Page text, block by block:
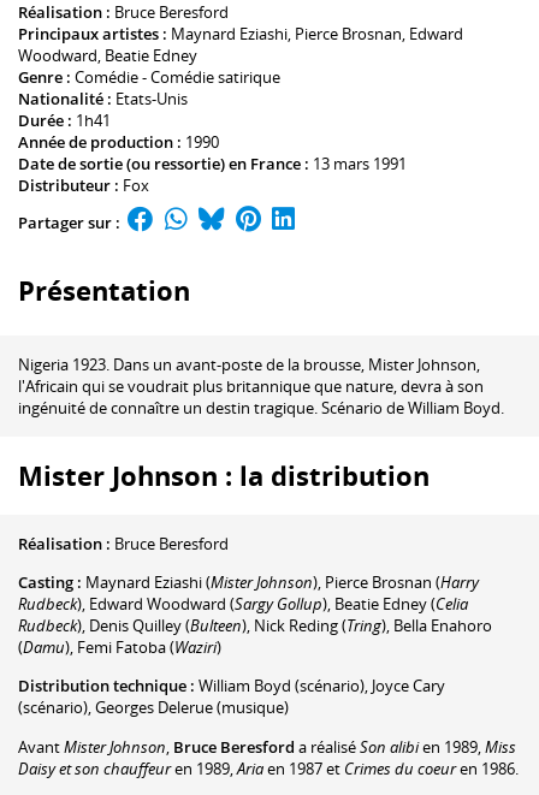
Réalisation : Bruce Beresford
Principaux artistes : Maynard Eziashi, Pierce Brosnan, Edward
Woodward, Beatie Edney
Genre : Comédie - Comédie satirique
Nationalité : Etats-Unis
Durée : 1h41
Année de production : 1990
Date de sortie (ou ressortie) en France : 13 mars 1991
Distributeur : Fox
Partager sur :
Présentation
Nigeria 1923. Dans un avant-poste de la brousse, Mister Johnson,
l'Africain qui se voudrait plus britannique que nature, devra à son
ingénuité de connaître un destin tragique. Scénario de William Boyd.
Mister Johnson : la distribution
Réalisation : Bruce Beresford
Casting : Maynard Eziashi(Mister Johnson), Pierce Brosnan (Harry
Rudbeck), Edward Woodward (Sargy Gollup), Beatie Edney(Celia
Rudbeck), Denis Quilley(Bulteen), Nick Reding(Tring), Bella Enahoro
(Damu), Femi Fatoba(Waziri)
Distribution technique : William Boyd (scénario), Joyce Cary
(scénario),Georges Delerue(musique)
AvantMister Johnson, Bruce Beresford a réaliséSon alibien 1989,Miss
Daisy et son chauffeuren 1989,Ariaen 1987 et Crimes du coeuren 1986.